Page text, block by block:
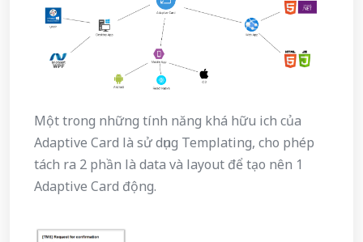
Một trong những tính năng khá hữu ich của
Adaptive Card là sử dụng Templating, cho phép
tách ra 2 phần là data và layout để tạo nên 1
Adaptive Card động.